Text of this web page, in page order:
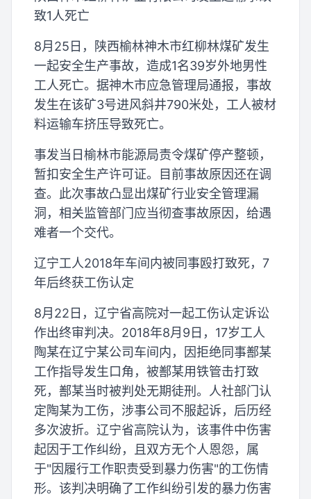
致1人死亡
8月25日，陕西榆林神木市红柳林煤矿发生
一起安全生产事故，造成1名39岁外地男性
工人死亡。据神木市应急管理局通报，事故
发生在该矿3号进风斜井790米处，工人被材
料运输车挤压导致死亡。
事发当日榆林市能源局责令煤矿停产整顿，
暂扣安全生产许可证。目前事故原因还在调
查。此次事故凸显出煤矿行业安全管理漏
洞，相关监管部门应当彻查事故原因，给遇
难者一个交代。
辽宁工人2018年车间内被同事殴打致死，7
年后终获工伤认定
8月22日，辽宁省高院对一起工伤认定诉讼
作出终审判决。2018年8月9日，17岁工人
陶某在辽宁某公司车间内，因拒绝同事鄯某
工作指导发生口角，被鄯某用铁管击打致
死，鄯某当时被判处无期徒刑。人社部门认
定陶某为工伤，涉事公司不服起诉，后历经
多次波折。辽宁省高院认为，该事件中伤害
起因于工作纠纷，且双方无个人恩怨，属
于"因履行工作职责受到暴力伤害"的工伤情
形。该判决明确了工作纠纷引发的暴力伤害